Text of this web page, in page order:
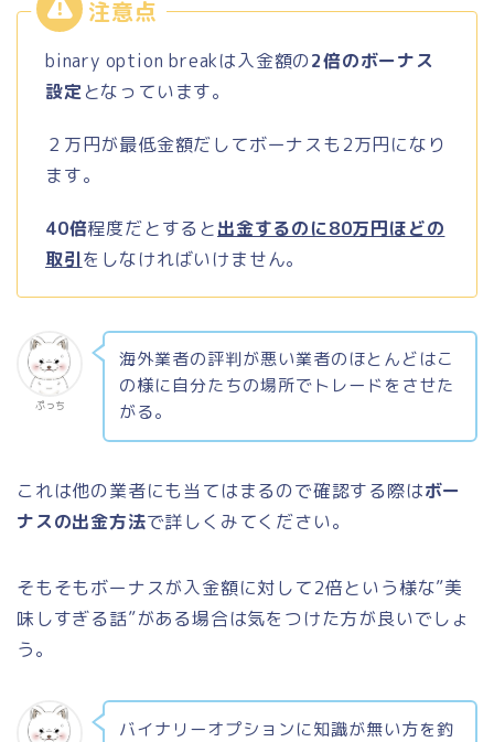
binary option breakは入金額の2倍のボーナス
設定となっています。
２万円が最低金額だしてボーナスも2万円になり
ます。
40倍程度だとすると出金するのに80万円ほどの
取引をしなければいけません。
ぷっち
海外業者の評判が悪い業者のほとんどはこ
の様に自分たちの場所でトレードをさせた
がる。
これは他の業者にも当てはまるので確認する際はボー
ナスの出金方法で詳しくみてください。
そもそもボーナスが入金額に対して2倍という様な”美
味しすぎる話”がある場合は気をつけた方が良いでしょ
う。
バイナリーオプションに知識が無い方を釣